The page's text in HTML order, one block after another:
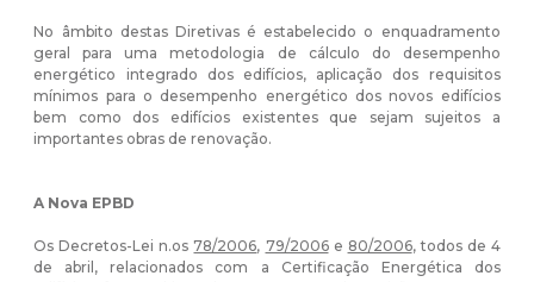
No âmbito destas Diretivas é estabelecido o enquadramento
geral para uma metodologia de cálculo do desempenho
energético integrado dos edifícios, aplicação dos requisitos
mínimos para o desempenho energético dos novos edifícios
bem como dos edifícios existentes que sejam sujeitos a
importantes obras de renovação.
A Nova EPBD
Os Decretos-Lei n.os78/2006, 79/2006e 80/2006, todos de 4
de abril, relacionados com a Certificação Energética dos